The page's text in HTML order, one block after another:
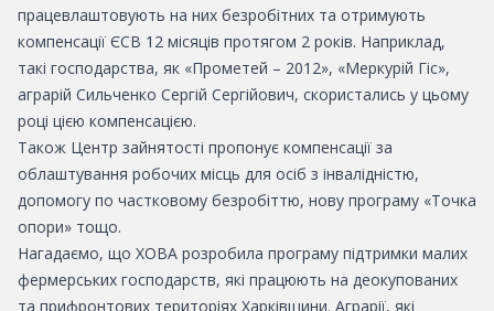
працевлаштовують на них безробітних та отримують
компенсації ЄСВ 12 місяців протягом 2 років. Наприклад,
такі господарства, як «Прометей – 2012», «Меркурій Гіс»,
аграрій Сильченко Сергій Сергійович, скористались у цьому
році цією компенсацією.
Також Центр зайнятості пропонує компенсації за
облаштування робочих місць для осіб з інвалідністю,
допомогу по частковому безробіттю, нову програму «Точка
опори» тощо.
Нагадаємо, що ХОВА розробила програму підтримки малих
фермерських господарств, які працюють на деокупованих
та прифронтових територіях Харківщини. Аграрії, які